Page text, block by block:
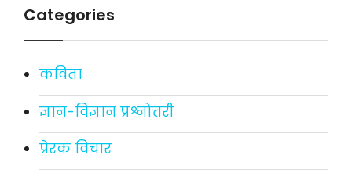
Categories
कविता
ज्ञान-विज्ञान प्रश्नोत्तरी
प्रेरक विचार